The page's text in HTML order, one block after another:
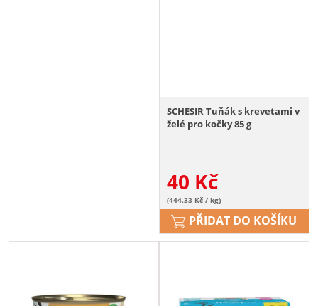
SCHESIR Tuňák s krevetami v
želé pro kočky 85 g
40 Kč
(444.33 Kč / kg)
PŘIDAT DO KOŠÍKU